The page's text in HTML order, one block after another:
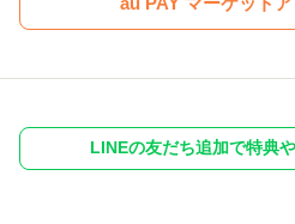
LINEの友だち追加で特典